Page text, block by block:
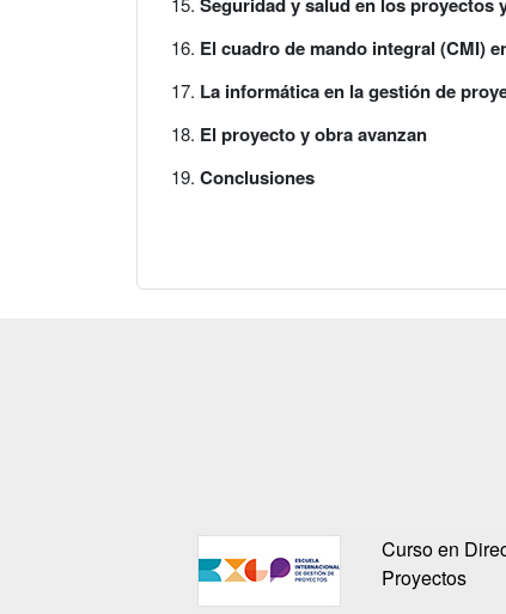
El cuadro de mando integral (CMI)
La informática en la gestión de
El proyecto y obra avanzan
Conclusiones
Curso en
Proyectos